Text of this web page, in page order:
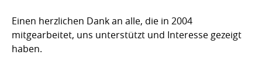
Einen herzlichen Dank an alle, die in 2004
mitgearbeitet, uns unterstützt und Interesse gezeigt
haben.